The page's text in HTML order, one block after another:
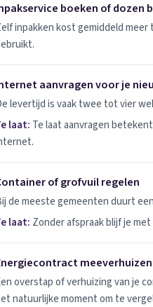
boeken of dozen
boeken of dozen
inpakken kost gemiddeld
aanvragen voor je nieuwe
aanvragen voor je
levertijd is vaak twee tot vier
laat: Te laat aanvragen
of grofvuil regelen afvinken
of grofvuil regelen
de meeste gemeenten duurt
laat: Zonder afspraak blijf je
meeverhuizen of
overstap of verhuizing van je
natuurlijke moment om te